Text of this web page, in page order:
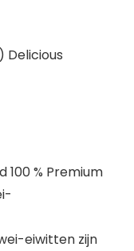
Delicious
% Premium
eiwitten zijn